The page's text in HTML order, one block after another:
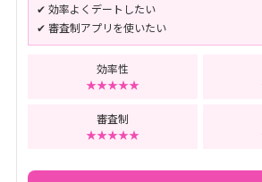
✔ 効率よくデートしたい
✔ 審査制アプリを使いたい
効率性
★★★★★
審査制
★★★★★